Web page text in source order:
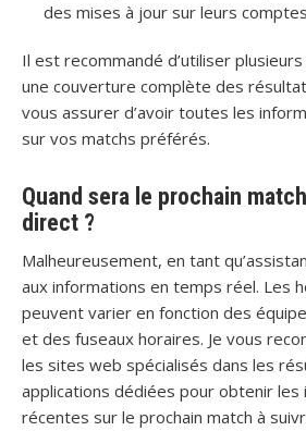
des mises à jour sur leurs
Il est recommandé d’utiliser
une couverture complète des
vous assurer d’avoir toutes les
sur vos matchs préférés.
Quand sera le prochain
direct ?
Malheureusement, en tant
aux informations en temps réel. Les
peuvent varier en fonction des
et des fuseaux horaires. Je vous
les sites web spécialisés dans les
applications dédiées pour obtenir les
récentes sur le prochain match à